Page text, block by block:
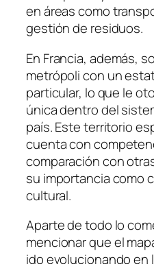
en áreas como
gestión de residuos.
En Francia, además,
metrópoli con un
particular, lo que le
única dentro del
país. Este territorio
cuenta con
comparación con
su importancia como
cultural.
Aparte de todo lo
mencionar que el
ido evolucionando en